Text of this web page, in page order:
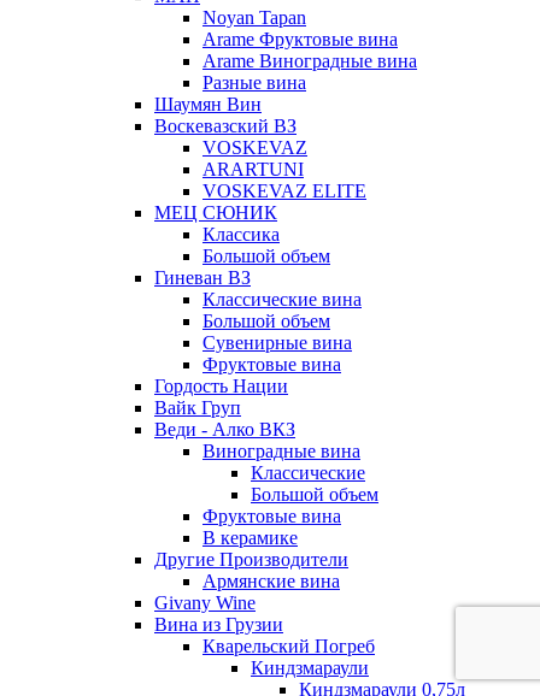
Noyan Tapan
Arame Фруктовые вина
Arame Виноградные вина
Разные вина
Шаумян Вин
Воскевазский ВЗ
VOSKEVAZ
ARARTUNI
VOSKEVAZ ELITE
МЕЦ СЮНИК
Классика
Большой объем
Гиневан ВЗ
Классические вина
Большой объем
Сувенирные вина
Фруктовые вина
Гордость Нации
Вайк Груп
Веди - Алко ВКЗ
Виноградные вина
Классические
Большой объем
Фруктовые вина
В керамике
Другие Производители
Армянские вина
Givany Wine
Вина из Грузии
Кварельский Погреб
Киндзмараули
Киндзмараули 0,75л